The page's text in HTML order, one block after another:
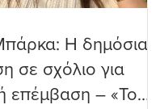
Η δημόσια
σε σχόλιο για
επέμβαση – «Το